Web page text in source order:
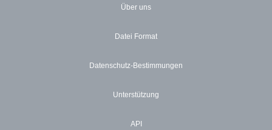
Über uns
Datei Format
Datenschutz-Bestimmungen
Unterstützung
API